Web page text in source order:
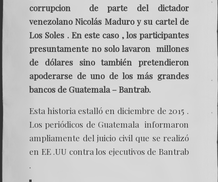
corrupcion de parte del dictador
venezolano Nicolás Maduro y su cartel de
Los Soles . En este caso , los participantes
presuntamente no solo lavaron millones
de dólares sino también pretendieron
apoderarse de uno de los más grandes
bancos de Guatemala – Bantrab.
Esta historia estalló en diciembre de 2015 .
Los periódicos de Guatemala informaron
ampliamente del juicio civil que se realizó
en EE .UU contra los ejecutivos de Bantrab
.